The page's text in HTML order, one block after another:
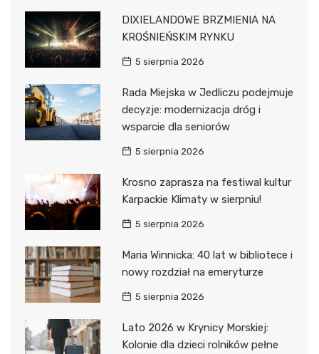
DIXIELANDOWE BRZMIENIA NA
KROŚNIEŃSKIM RYNKU
5 sierpnia 2026
Rada Miejska w Jedliczu podejmuje
decyzje: modernizacja dróg i
wsparcie dla seniorów
5 sierpnia 2026
Krosno zaprasza na festiwal kultur
Karpackie Klimaty w sierpniu!
5 sierpnia 2026
Maria Winnicka: 40 lat w bibliotece i
nowy rozdział na emeryturze
5 sierpnia 2026
Lato 2026 w Krynicy Morskiej:
Kolonie dla dzieci rolników pełne